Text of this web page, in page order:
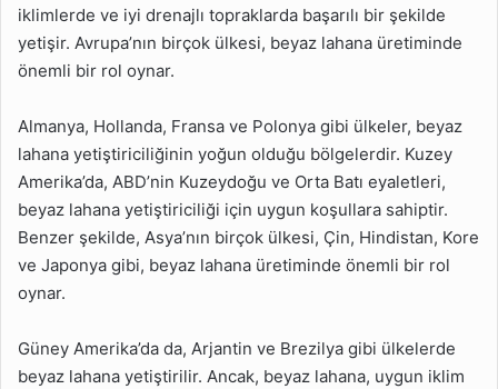
iklimlerde ve iyi drenajlı topraklarda başarılı bir şekilde
yetişir. Avrupa’nın birçok ülkesi, beyaz lahana üretiminde
önemli bir rol oynar.
Almanya, Hollanda, Fransa ve Polonya gibi ülkeler, beyaz
lahana yetiştiriciliğinin yoğun olduğu bölgelerdir. Kuzey
Amerika’da, ABD’nin Kuzeydoğu ve Orta Batı eyaletleri,
beyaz lahana yetiştiriciliği için uygun koşullara sahiptir.
Benzer şekilde, Asya’nın birçok ülkesi, Çin, Hindistan, Kore
ve Japonya gibi, beyaz lahana üretiminde önemli bir rol
oynar.
Güney Amerika’da da, Arjantin ve Brezilya gibi ülkelerde
beyaz lahana yetiştirilir. Ancak, beyaz lahana, uygun iklim